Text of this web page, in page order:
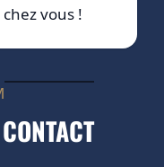
vous !